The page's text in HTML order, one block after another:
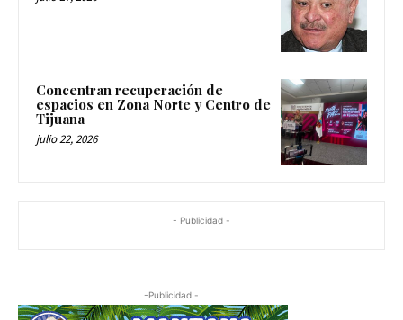
Concentran recuperación de
espacios en Zona Norte y Centro de
Tijuana
julio 22, 2026
- Publicidad -
-Publicidad -